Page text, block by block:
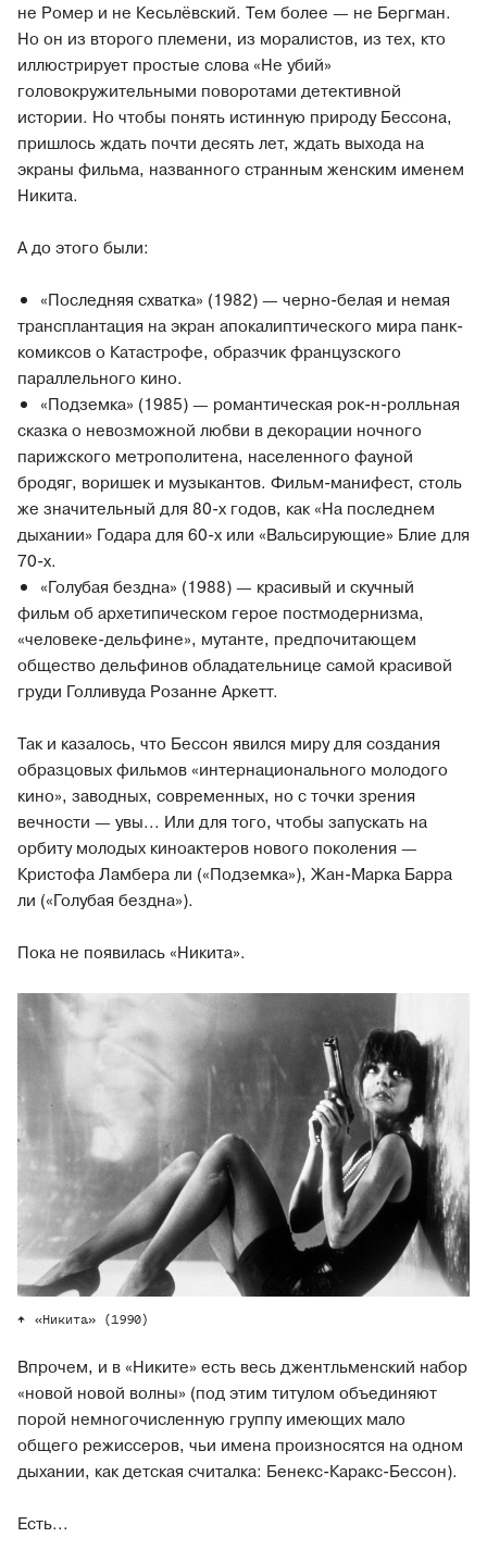
не Ромер и не Кесьлёвский. Тем более — не Бергман.
Но он из второго племени, из моралистов, из тех, кто
иллюстрирует простые слова «Не убий»
головокружительными поворотами детективной
истории. Но чтобы понять истинную природу Бессона,
пришлось ждать почти десять лет, ждать выхода на
экраны фильма, названного странным женским именем
Никита.
А до этого были:
«Последняя схватка» (1982) — черно-белая и немая
трансплантация на экран апокалиптического мира панк-
комиксов о Катастрофе, образчик французского
параллельного кино.
«Подземка» (1985) — романтическая рок-н-ролльная
сказка о невозможной любви в декорации ночного
парижского метрополитена, населенного фауной
бродяг, воришек и музыкантов. Фильм-манифест, столь
же значительный для 80-х годов, как «На последнем
дыхании» Годара для 60-х или «Вальсирующие» Блие для
70-х.
«Голубая бездна» (1988) — красивый и скучный
фильм об архетипическом герое постмодернизма,
«человеке-дельфине», мутанте, предпочитающем
общество дельфинов обладательнице самой красивой
груди Голливуда Розанне Аркетт.
Так и казалось, что Бессон явился миру для создания
образцовых фильмов «интернационального молодого
кино», заводных, современных, но с точки зрения
вечности — увы... Или для того, чтобы запускать на
орбиту молодых киноактеров нового поколения —
Кристофа Ламбера ли («Подземка»), Жан-Марка Барра
ли («Голубая бездна»).
Пока не появилась «Никита».
«Никита» (1990)
Впрочем, и в «Никите» есть весь джентльменский набор
«новой новой волны» (под этим титулом объединяют
порой немногочисленную группу имеющих мало
общего режиссеров, чьи имена произносятся на одном
дыхании, как детская считалка: Бенекс-Каракс-Бессон).
Есть...